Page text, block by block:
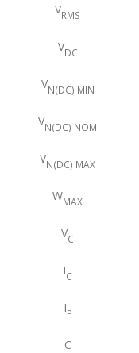
VRMS
VDC
VN(DC) MIN
VN(DC) NOM
VN(DC) MAX
WMAX
VC
IC
IP
C